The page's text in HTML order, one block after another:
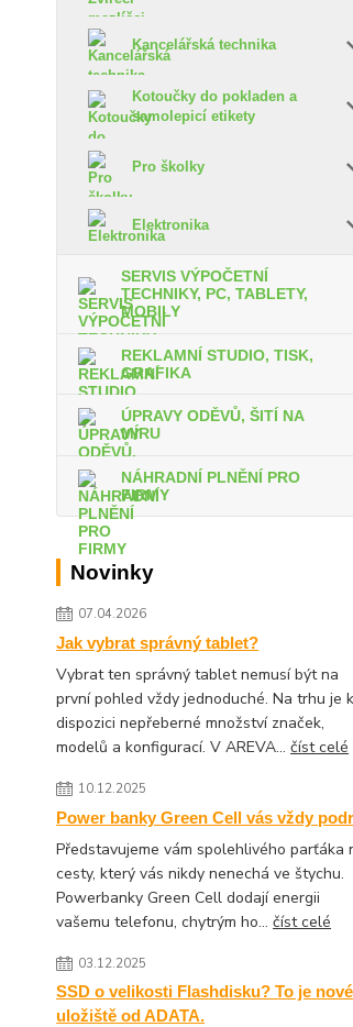
Kancelářská technika
Kotoučky do pokladen a
samolepicí etikety
Pro školky
Elektronika
SERVIS VÝPOČETNÍ
TECHNIKY, PC, TABLETY,
MOBILY
REKLAMNÍ STUDIO, TISK,
GRAFIKA
ÚPRAVY ODĚVŮ, ŠITÍ NA
MÍRU
NÁHRADNÍ PLNĚNÍ PRO
FIRMY
Novinky
07.04.2026
Jak vybrat správný tablet?
Vybrat ten správný tablet nemusí být na
první pohled vždy jednoduché. Na trhu je k
dispozici nepřeberné množství značek,
modelů a konfigurací. V AREVA...číst celé
10.12.2025
Power banky Green Cell vás vždy
Představujeme vám spolehlivého parťáka
cesty, který vás nikdy nenechá ve štychu.
Powerbanky Green Cell dodají energii
vašemu telefonu, chytrým ho...číst celé
03.12.2025
SSD o velikosti Flashdisku? To je nové
uložiště od ADATA.